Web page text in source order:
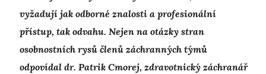
vyžadují jak odborné znalosti a profesionální
přístup, tak odvahu. Nejen na otázky stran
osobnostních rysů členů záchranných týmů
odpovídal dr. Patrik Cmorej, zdravotnický záchranář